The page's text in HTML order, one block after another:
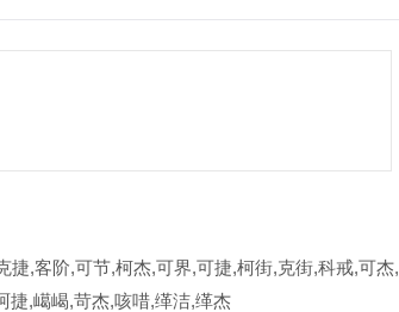
,客阶,可节,柯杰,可界,可捷,柯街,克街,科戒,可杰,
捷,嶱嵑,苛杰,咳唶,缂洁,缂杰